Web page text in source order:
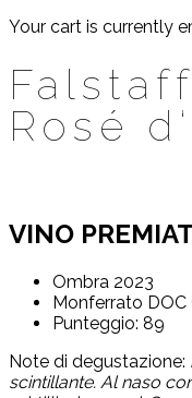
Your cart is currently
Rosé
VINO
Ombra 2023
Monferrato DOC
Punteggio: 89
Note di degustazione:
scintillante. Al naso